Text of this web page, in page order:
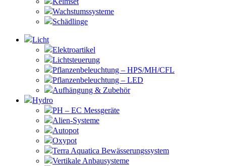
Wachstumssysteme
Schädlinge
Licht
Elektroartikel
Lichtsteuerung
Pflanzenbeleuchtung – HPS/MH/CFL
Pflanzenbeleuchtung – LED
Aufhängung & Zubehör
Hydro
PH – EC Messgeräte
Alien-Systeme
Autopot
Oxypot
Terra Aquatica Bewässerungssystem
Vertikale Anbausysteme